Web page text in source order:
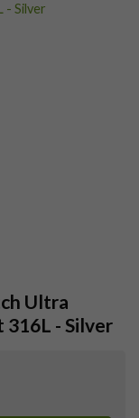
Ultra
316L - Silver